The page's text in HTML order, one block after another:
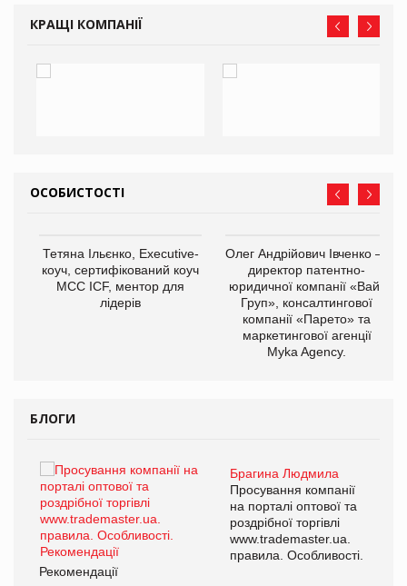
КРАЩІ КОМПАНІЇ
ОСОБИСТОСТІ
Тетяна Ільєнко, Executive-
коуч, сертифікований коуч
МСС ICF, ментор для
лідерів
Олег Андрійович Івченко —
директор патентно-
юридичної компанії «Вайз
Груп», консалтингової
компанії «Парето» та
маркетингової агенції
Myka Agency.
БЛОГИ
Брагина Людмила
Просування компанії
на порталі оптової та
роздрібної торгівлі
www.trademaster.ua.
правила. Особливості.
Рекомендації